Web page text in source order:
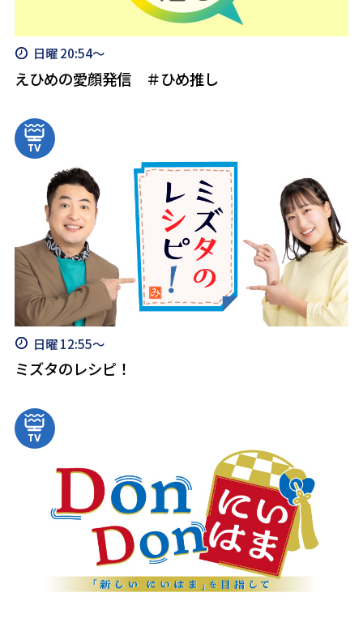
日曜 20:54～
えひめの愛顔発信 ＃ひめ推し
日曜 12:55～
ミズタのレシピ！